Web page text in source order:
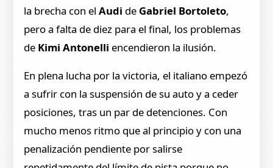
la brecha con elAudi de Gabriel Bortoleto,
pero a falta de diez para el final, los problemas
de Kimi Antonelli encendieron la ilusión.
En plena lucha por la victoria, el italiano empezó
a sufrir con la suspensión de su auto y a ceder
posiciones, tras un par de detenciones. Con
mucho menos ritmo que al principio y con una
penalización pendiente por salirse